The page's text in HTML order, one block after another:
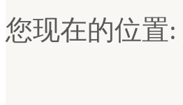
您现在的位置: